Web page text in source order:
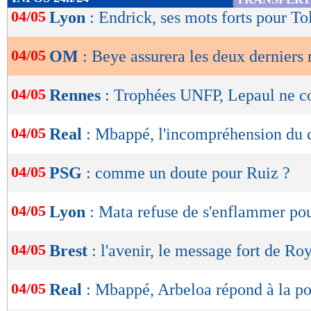
de
lecture
OK
04/05 Lyon : Endrick, ses mots forts pour
04/05 OM : Beye assurera les deux derniers
04/05 Rennes : Trophées UNFP, Lepaul ne
04/05 Real : Mbappé, l'incompréhension du
04/05 PSG : comme un doute pour Ruiz ?
04/05 Lyon : Mata refuse de s'enflammer
04/05 Brest : l'avenir, le message fort de
04/05 Real : Mbappé, Arbeloa répond à la